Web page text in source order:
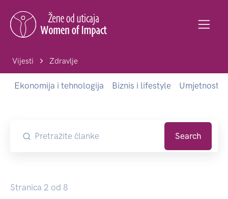
Vijesti Zdravlje
Ekonomija i tehnologija Biznis i lifestyle Umjetnost i
Search
Stranica 2 od 8